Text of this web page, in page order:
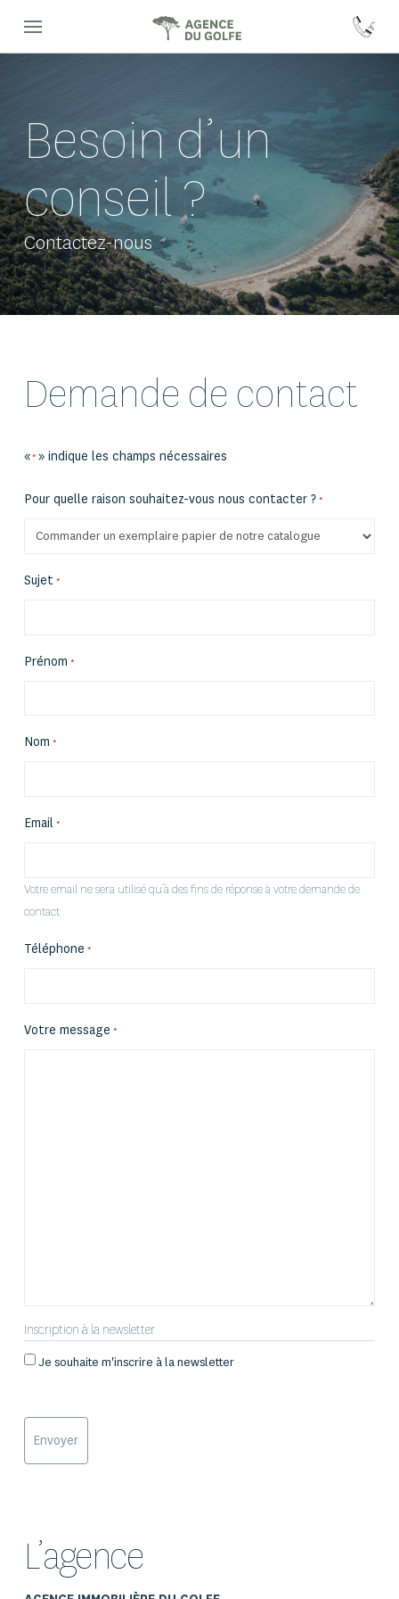
Besoin d’un
conseil ?
Contactez-nous
Demande de contact
«*» indique les champs nécessaires
Pour quelle raison souhaitez-vous nous contacter ? *
Sujet *
Prénom *
Nom *
Email *
Votre email ne sera utilisé qu’à des fins de réponse à votre demande de
contact
Téléphone *
Votre message *
Inscription à la newsletter
Je souhaite m'inscrire à la newsletter
L’agence